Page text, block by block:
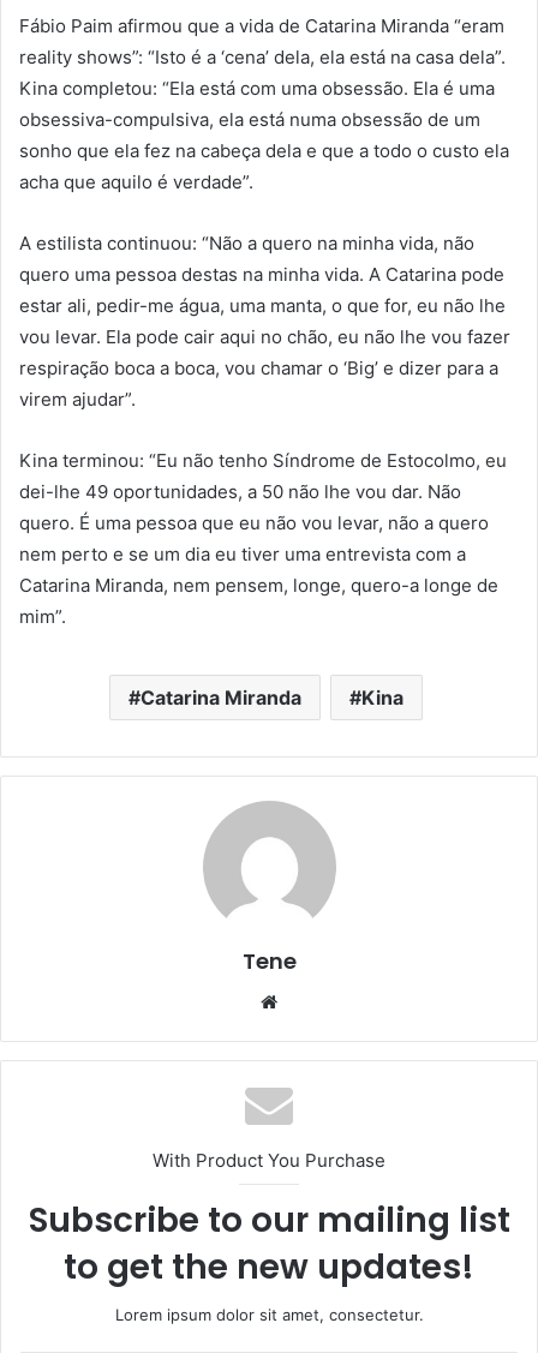
Fábio Paim afirmou que a vida de Catarina Miranda “eram
reality shows”: “Isto é a ‘cena’ dela, ela está na casa dela”.
Kina completou: “Ela está com uma obsessão. Ela é uma
obsessiva-compulsiva, ela está numa obsessão de um
sonho que ela fez na cabeça dela e que a todo o custo ela
acha que aquilo é verdade”.
A estilista continuou: “Não a quero na minha vida, não
quero uma pessoa destas na minha vida. A Catarina pode
estar ali, pedir-me água, uma manta, o que for, eu não lhe
vou levar. Ela pode cair aqui no chão, eu não lhe vou fazer
respiração boca a boca, vou chamar o ‘Big’ e dizer para a
virem ajudar”.
Kina terminou: “Eu não tenho Síndrome de Estocolmo, eu
dei-lhe 49 oportunidades, a 50 não lhe vou dar. Não
quero. É uma pessoa que eu não vou levar, não a quero
nem perto e se um dia eu tiver uma entrevista com a
Catarina Miranda, nem pensem, longe, quero-a longe de
mim”.
Catarina Miranda Kina
Tene
Website
With Product You Purchase
Subscribe to our mailing list
to get the new updates!
Lorem ipsum dolor sit amet, consectetur.